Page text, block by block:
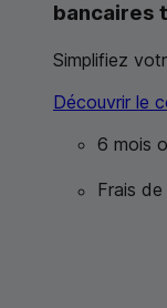
bancaires
Simplifiez
Découvrir le
6 mois
Frais